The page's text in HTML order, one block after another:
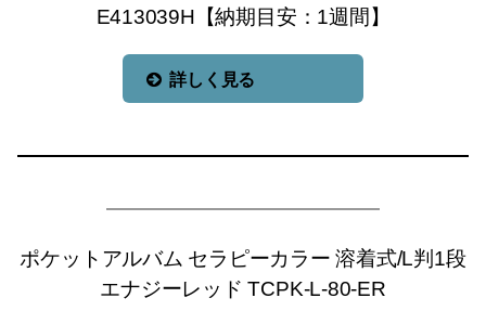
E413039H【納期目安：1週間】
詳しく見る
ポケットアルバム セラピーカラー 溶着式/L判1段
エナジーレッド TCPK-L-80-ER